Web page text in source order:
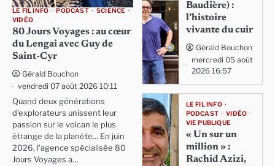
LE FIL INFO PODCAST
SCIENCE
VIDÉO
80 Jours Voyages : au cœur
du Lengai avec Guy de
Saint-Cyr
Gérald Bouchon
vendredi 07 août 2026 10:11
Quand deux générations
d'explorateurs unissent leur
passion sur le volcan le plus
étrange de la planète... En juin
2026, l'agence spécialisée 80
Jours Voyages a…
Baudière) :
l’histoire
vivante du cuir
Gérald Bouchon
mercredi 05 août
2026 16:57
LE FIL INFO
PODCAST
VIDÉO
VIE PUBLIQUE
« Un sur un
million » :
Rachid Azizi,